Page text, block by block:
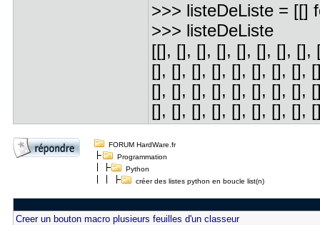
>>> listeDeListe = [[]
>>> listeDeListe
[[], [], [], [], [], [], [], [],
[], [], [], [], [], [], [], [],
[], [], [], [], [], [], [], [],
[], [], [], [], [], [], [], [],
FORUM HardWare.fr
Programmation
Python
créer des listes python en boucle list(n)
Creer un bouton macro plusieurs feuilles d'un classeur